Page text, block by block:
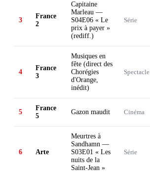
3
France
2
Capitaine
Marleau —
S04E06 « Le
prix à payer »
(rediff.)
Série
4
France
3
Musiques en
fête (direct des
Chorégies
d'Orange,
inédit)
Spectacle
5
France
5
Gazon maudit Cinéma
6 Arte
Meurtres à
Sandhamn —
S03E01 « Les
nuits de la
Saint-Jean »
Série